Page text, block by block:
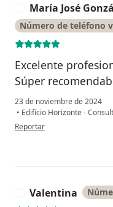
María José
Número de teléfono
Excelente
Súper
23 de noviembre de 2024
• Edificio Horizonte -
en opinión del usuario María
Reportar
Valentina